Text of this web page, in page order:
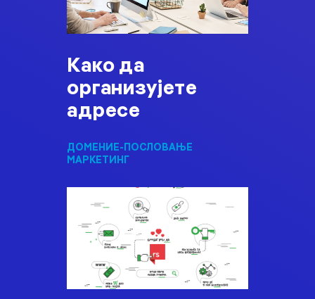
Како да
организујете
адресе
ДОМЕНИЕ-ПОСЛОВАЊЕ
МАРКЕТИНГ